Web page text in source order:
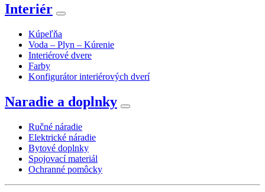
Interiér
Kúpeľňa
Voda – Plyn – Kúrenie
Interiérové dvere
Farby
Konfigurátor interiérových dverí
Naradie a doplnky
Ručné náradie
Elektrické náradie
Bytové doplnky
Spojovací materiál
Ochranné pomôcky